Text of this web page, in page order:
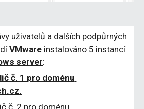
uživatelů a dalších podpůrných
VMware
server:
č. 1 pro doménu
č. 2 pro doménu